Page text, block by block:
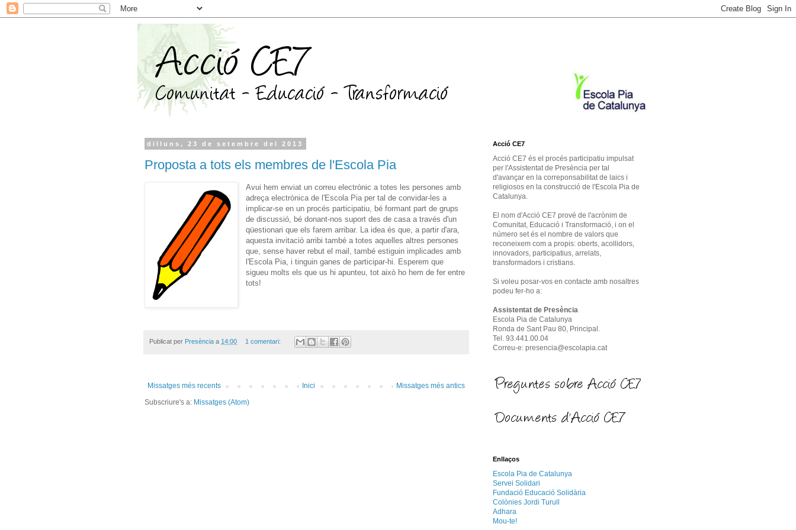
dilluns, 23 de setembre del 2013
Proposta a tots els membres de l'Escola Pia
Avui hem enviat un correu electrònic a totes les persones amb
adreça electrònica de l'Escola Pia per tal de convidar-les a
implicar-se en un procés participatiu, bé formant part de grups
de discussió, bé donant-nos suport des de casa a través d'un
qüestionari que els farem arribar. La idea és que, a partir d'ara,
aquesta invitació arribi també a totes aquelles altres persones
que, sense haver rebut el mail, també estiguin implicades amb
l'Escola Pia, i tinguin ganes de participar-hi. Esperem que
sigueu molts els que us hi apunteu, tot això ho hem de fer entre
tots!
Publicat per Presència a 14:00 1 comentari:
Missatges més recents Missatges més antics
Inici
Subscriure's a: Missatges (Atom)
Acció CE7
Acció CE7 és el procés participatiu impulsat
per l'Assistentat de Presència per tal
d'avançar en la correponsabilitat de laics i
religiosos en la construcció de l'Escola Pia de
Catalunya.
El nom d'Acció CE7 prové de l'acrònim de
Comunitat, Educació i Transformació, i on el
número set és el nombre de valors que
reconeixem com a propis: oberts, acollidors,
innovadors, participatius, arrelats,
transformadors i cristians.
Si voleu posar-vos en contacte amb nosaltres
podeu fer-ho a:
Assistentat de Presència
Escola Pia de Catalunya
Ronda de Sant Pau 80, Principal.
Tel. 93.441.00.04
Correu-e: presencia@escolapia.cat
Enllaços
Escola Pia de Catalunya
Servei Solidari
Fundació Educació Solidària
Colònies Jordi Turull
Adhara
Mou-te!